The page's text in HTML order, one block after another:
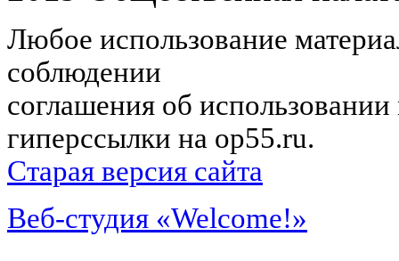
Любое использование
соблюдении
соглашения об
гиперссылки на op55.ru.
Старая версия сайта
Веб-студия «Welcome!»